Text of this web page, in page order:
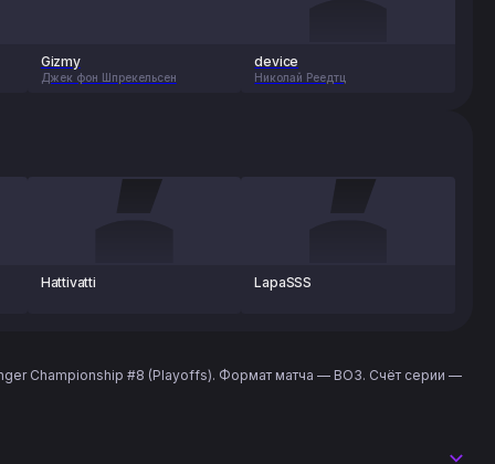
Gizmy
Джек фон Шпрекельсен
device
Николай Реедтц
Hattivatti LapaSSS
Championship #8 (Playoffs). Формат матча — BO3. Счёт серии —